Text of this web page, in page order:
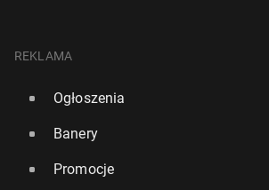
REKLAMA
Ogłoszenia
Banery
Promocje